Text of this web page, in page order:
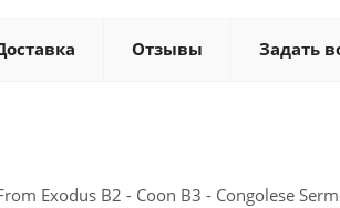
Отзывы Задать
Exodus B2 - Coon B3 - Congolese